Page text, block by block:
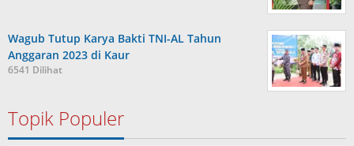
Wagub Tutup Karya Bakti TNI-AL Tahun
Anggaran 2023 di Kaur
6541 Dilihat
Topik Populer